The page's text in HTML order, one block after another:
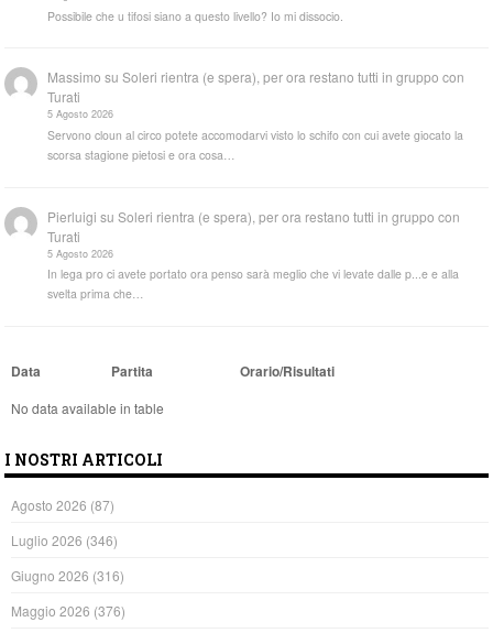
Possibile che u tifosi siano a questo livello? Io mi dissocio.
Massimo suSoleri rientra (e spera), per ora restano tutti in gruppo con
Turati
5 Agosto 2026
Servono cloun al circo potete accomodarvi visto lo schifo con cui avete giocato la
scorsa stagione pietosi e ora cosa…
Pierluigi suSoleri rientra (e spera), per ora restano tutti in gruppo con
Turati
5 Agosto 2026
In lega pro ci avete portato ora penso sarà meglio che vi levate dalle p...e e alla
svelta prima che…
Data Partita Orario/Risultati
No data available in table
I NOSTRI ARTICOLI
Agosto 2026 (87)
Luglio 2026 (346)
Giugno 2026 (316)
Maggio 2026 (376)